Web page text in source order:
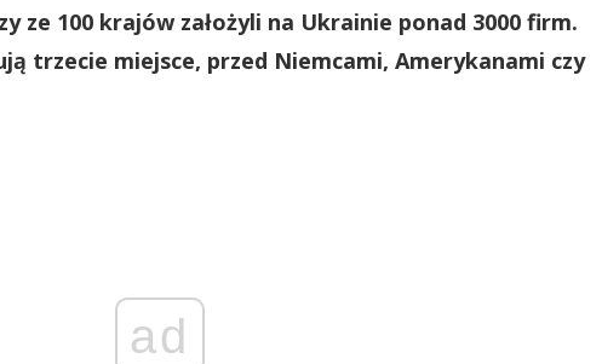
ze 100 krajów założyli na Ukrainie ponad 3000 firm.
trzecie miejsce, przed Niemcami, Amerykanami czy
ad